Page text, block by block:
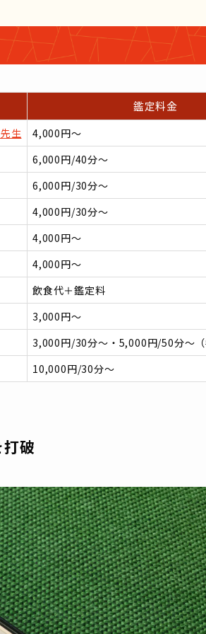
鑑定料金
生 4,000円〜
6,000円/40分〜
6,000円/30分〜
4,000円/30分〜
4,000円〜
4,000円〜
飲食代＋鑑定料
3,000円〜
3,000円/30分〜・5,000円/50分〜（
10,000円/30分〜
破